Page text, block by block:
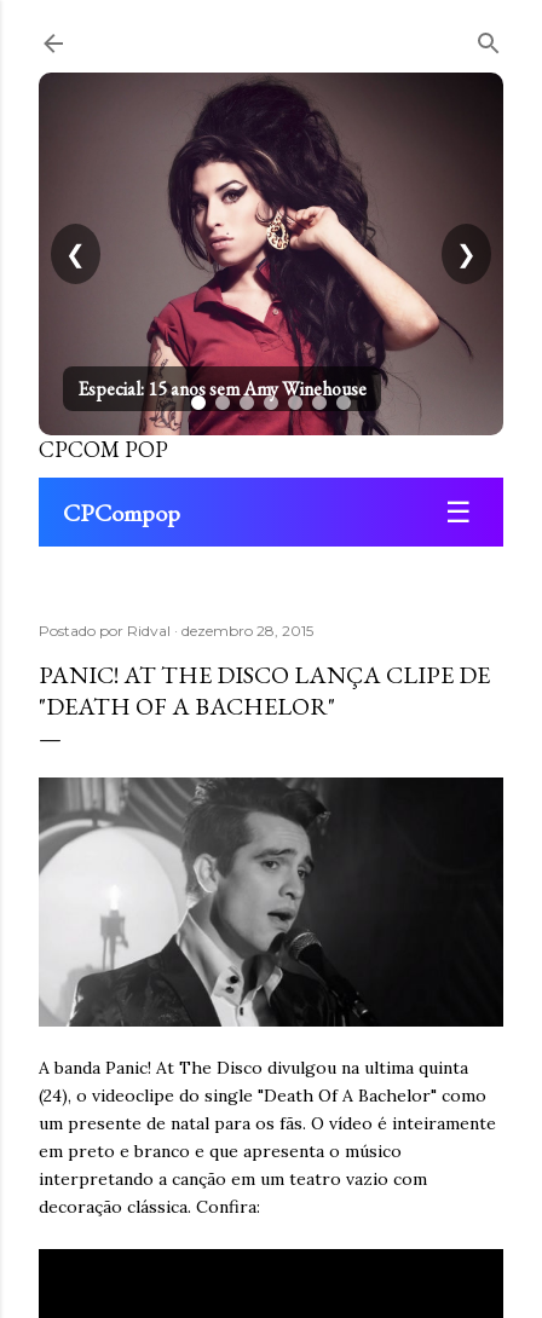
Especial: 15 anos sem Amy Winehouse
❮ ❯
CPCOM POP
CPCompop ☰
Postado por Ridval dezembro 28, 2015
PANIC! AT THE DISCO LANÇA CLIPE DE
"DEATH OF A BACHELOR"
A banda Panic! At The Disco divulgou na ultima quinta
(24), o videoclipe do single "Death Of A Bachelor" como
um presente de natal para os fãs. O vídeo é inteiramente
em preto e branco e que apresenta o músico
interpretando a canção em um teatro vazio com
decoração clássica. Confira: